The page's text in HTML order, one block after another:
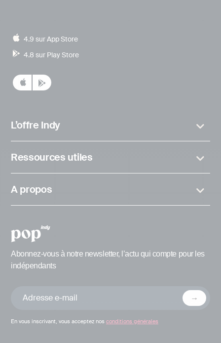
4.9 sur App Store
4.8 sur Play Store
L’offre Indy
Ressources utiles
A propos
Abonnez-vous à notre newsletter, l’actu qui compte pour les
indépendants
En vous inscrivant, vous acceptez nos conditions générales